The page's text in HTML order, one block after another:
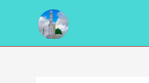
Post
navigation